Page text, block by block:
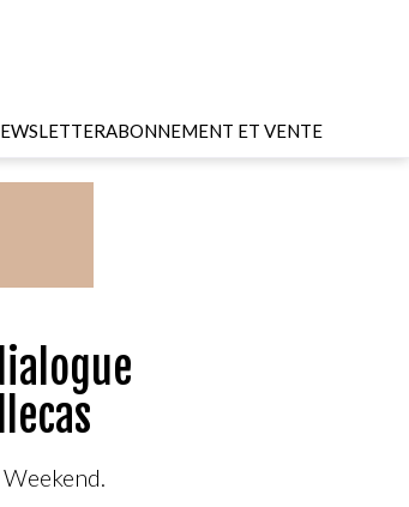
ABONNEMENT ET VENTE